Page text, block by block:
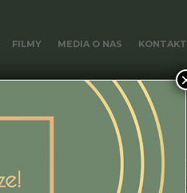
FILMY MEDIA O NAS KONTAKT
niezależnie od
Wasze wielorakie